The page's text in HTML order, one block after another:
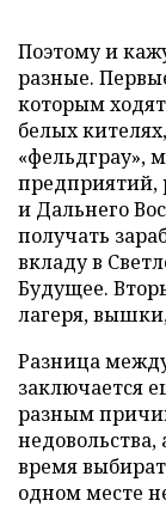
Поэтому и
разные.
которым
белых
«фельдграу»,
предприятий,
и Дальнего
получать
вкладу в
Будущее.
лагеря,
Разница
заключается
разным
время
одном месте